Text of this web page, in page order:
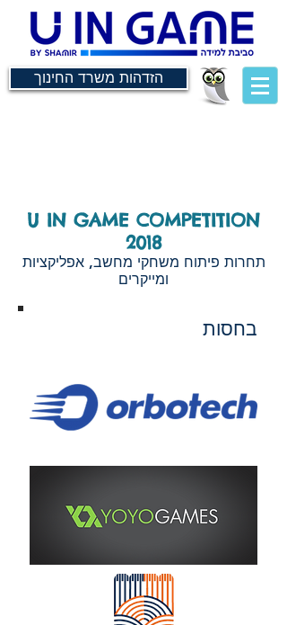
הזדהות משרד החינוך
U IN GAME COMPETITION
2018
תחרות פיתוח משחקי מחשב, אפליקציות
ומייקרים
בחסות